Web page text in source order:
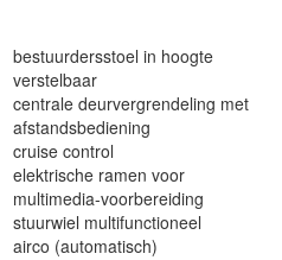
bestuurdersstoel in hoogte
verstelbaar
centrale deurvergrendeling met
afstandsbediening
cruise control
elektrische ramen voor
multimedia-voorbereiding
stuurwiel multifunctioneel
airco (automatisch)